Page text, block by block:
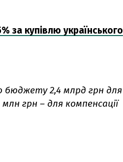
за купівлю українського
бюджету 2,4 млрд грн для
грн – для компенсації